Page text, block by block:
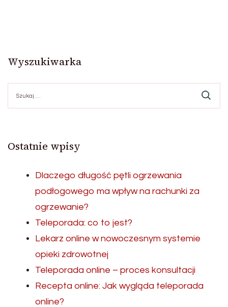
Wyszukiwarka
Ostatnie wpisy
Dlaczego długość pętli ogrzewania
podłogowego ma wpływ na rachunki za
ogrzewanie?
Teleporada: co to jest?
Lekarz online w nowoczesnym systemie
opieki zdrowotnej
Teleporada online – proces konsultacji
Recepta online: Jak wygląda teleporada
online?